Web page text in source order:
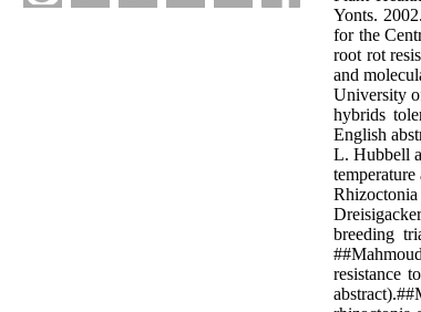
Yonts.
for the
root rot
and
University
hybrids
English
L. Hubbell
breeding
resistance